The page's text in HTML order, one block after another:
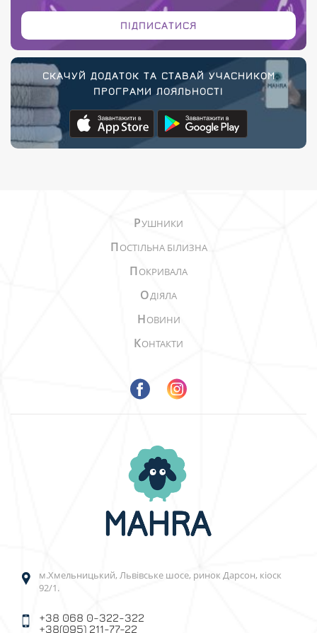
ПІДПИСАТИСЯ
СКАЧУЙ ДОДАТОК ТА СТАВАЙ УЧАСНИКОМ
ПРОГРАМИ ЛОЯЛЬНОСТІ
РУШНИКИ
ПОСТІЛЬНА БІЛИЗНА
ПОКРИВАЛА
ОДІЯЛА
НОВИНИ
КОНТАКТИ
м.Хмельницький, Львівське шосе, ринок Дарсон, кіоск
92/1.
+38 068 0-322-322
+38(095) 211-77-22